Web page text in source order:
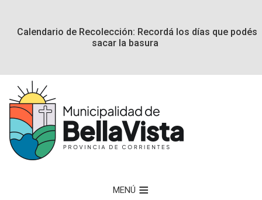
Calendario de Recolección: Recordá los días que podés
sacar la basura
MENÚ